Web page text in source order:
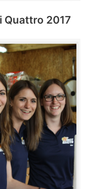
Quattro 2017